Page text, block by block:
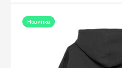
Новинка